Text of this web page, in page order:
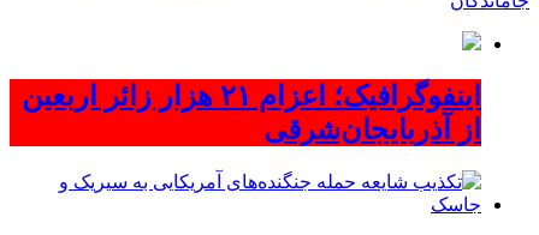
اینفوگرافیک؛ اعزام ۲۱ هزار زائر اربعین
از آذربایجان‌شرقی